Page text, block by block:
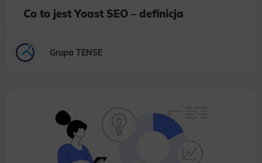
Co to jest Yoast SEO – definicja
Grupa TENSE